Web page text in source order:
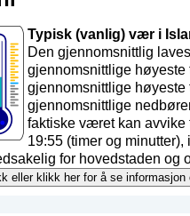
Typisk (vanlig) vær i
Den gjennomsnittlig
gjennomsnittlige
gjennomsnittlige
gjennomsnittlige
faktiske været kan avvike
19:55 (timer og
for hovedstaden og
eller klikk her for å se